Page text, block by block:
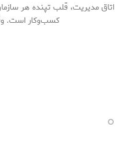
اتاق مدیریت، قلب تپنده هر
کسب‌وکار است.